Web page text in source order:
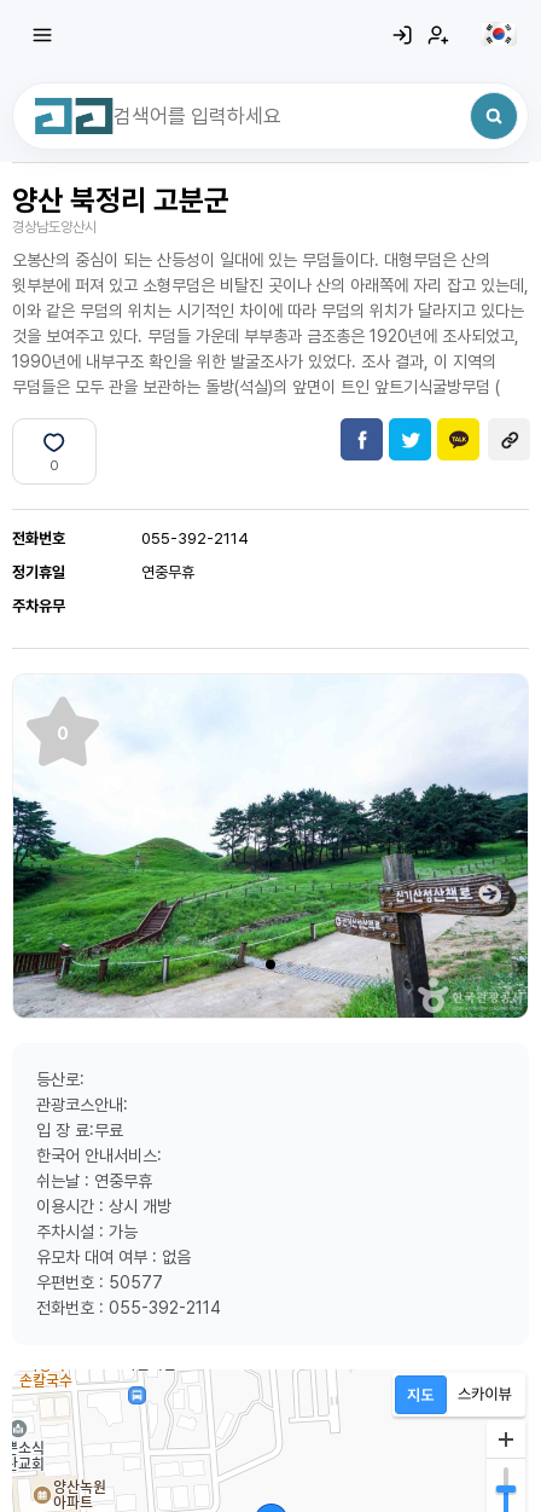
최근 검색어
양산 북정리 고분군
경상남도양산시
오봉산의 중심이 되는 산등성이 일대에 있는 무덤들이다. 대형무덤은 산의
윗부분에 퍼져 있고 소형무덤은 비탈진 곳이나 산의 아래쪽에 자리 잡고 있는데,
이와 같은 무덤의 위치는 시기적인 차이에 따라 무덤의 위치가 달라지고 있다는
것을 보여주고 있다. 무덤들 가운데 부부총과 금조총은 1920년에 조사되었고,
1990년에 내부구조 확인을 위한 발굴조사가 있었다. 조사 결과, 이 지역의
무덤들은 모두 관을 보관하는 돌방(석실)의 앞면이 트인 앞트기식굴방무덤 (
0
전화번호
055-392-2114
정기휴일
연중무휴
주차유무
0
등산로:
관광코스안내:
입 장 료:무료
한국어 안내서비스:
쉬는날 : 연중무휴
이용시간 : 상시 개방
주차시설 : 가능
유모차 대여 여부 : 없음
우편번호 : 50577
전화번호 : 055-392-2114